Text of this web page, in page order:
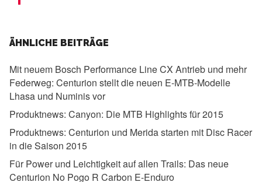
ÄHNLICHE BEITRÄGE
Mit neuem Bosch Performance Line CX Antrieb und mehr
Federweg: Centurion stellt die neuen E-MTB-Modelle
Lhasa und Numinis vor
Produktnews: Canyon: Die MTB Highlights für 2015
Produktnews: Centurion und Merida starten mit Disc Racer
in die Saison 2015
Für Power und Leichtigkeit auf allen Trails: Das neue
Centurion No Pogo R Carbon E-Enduro